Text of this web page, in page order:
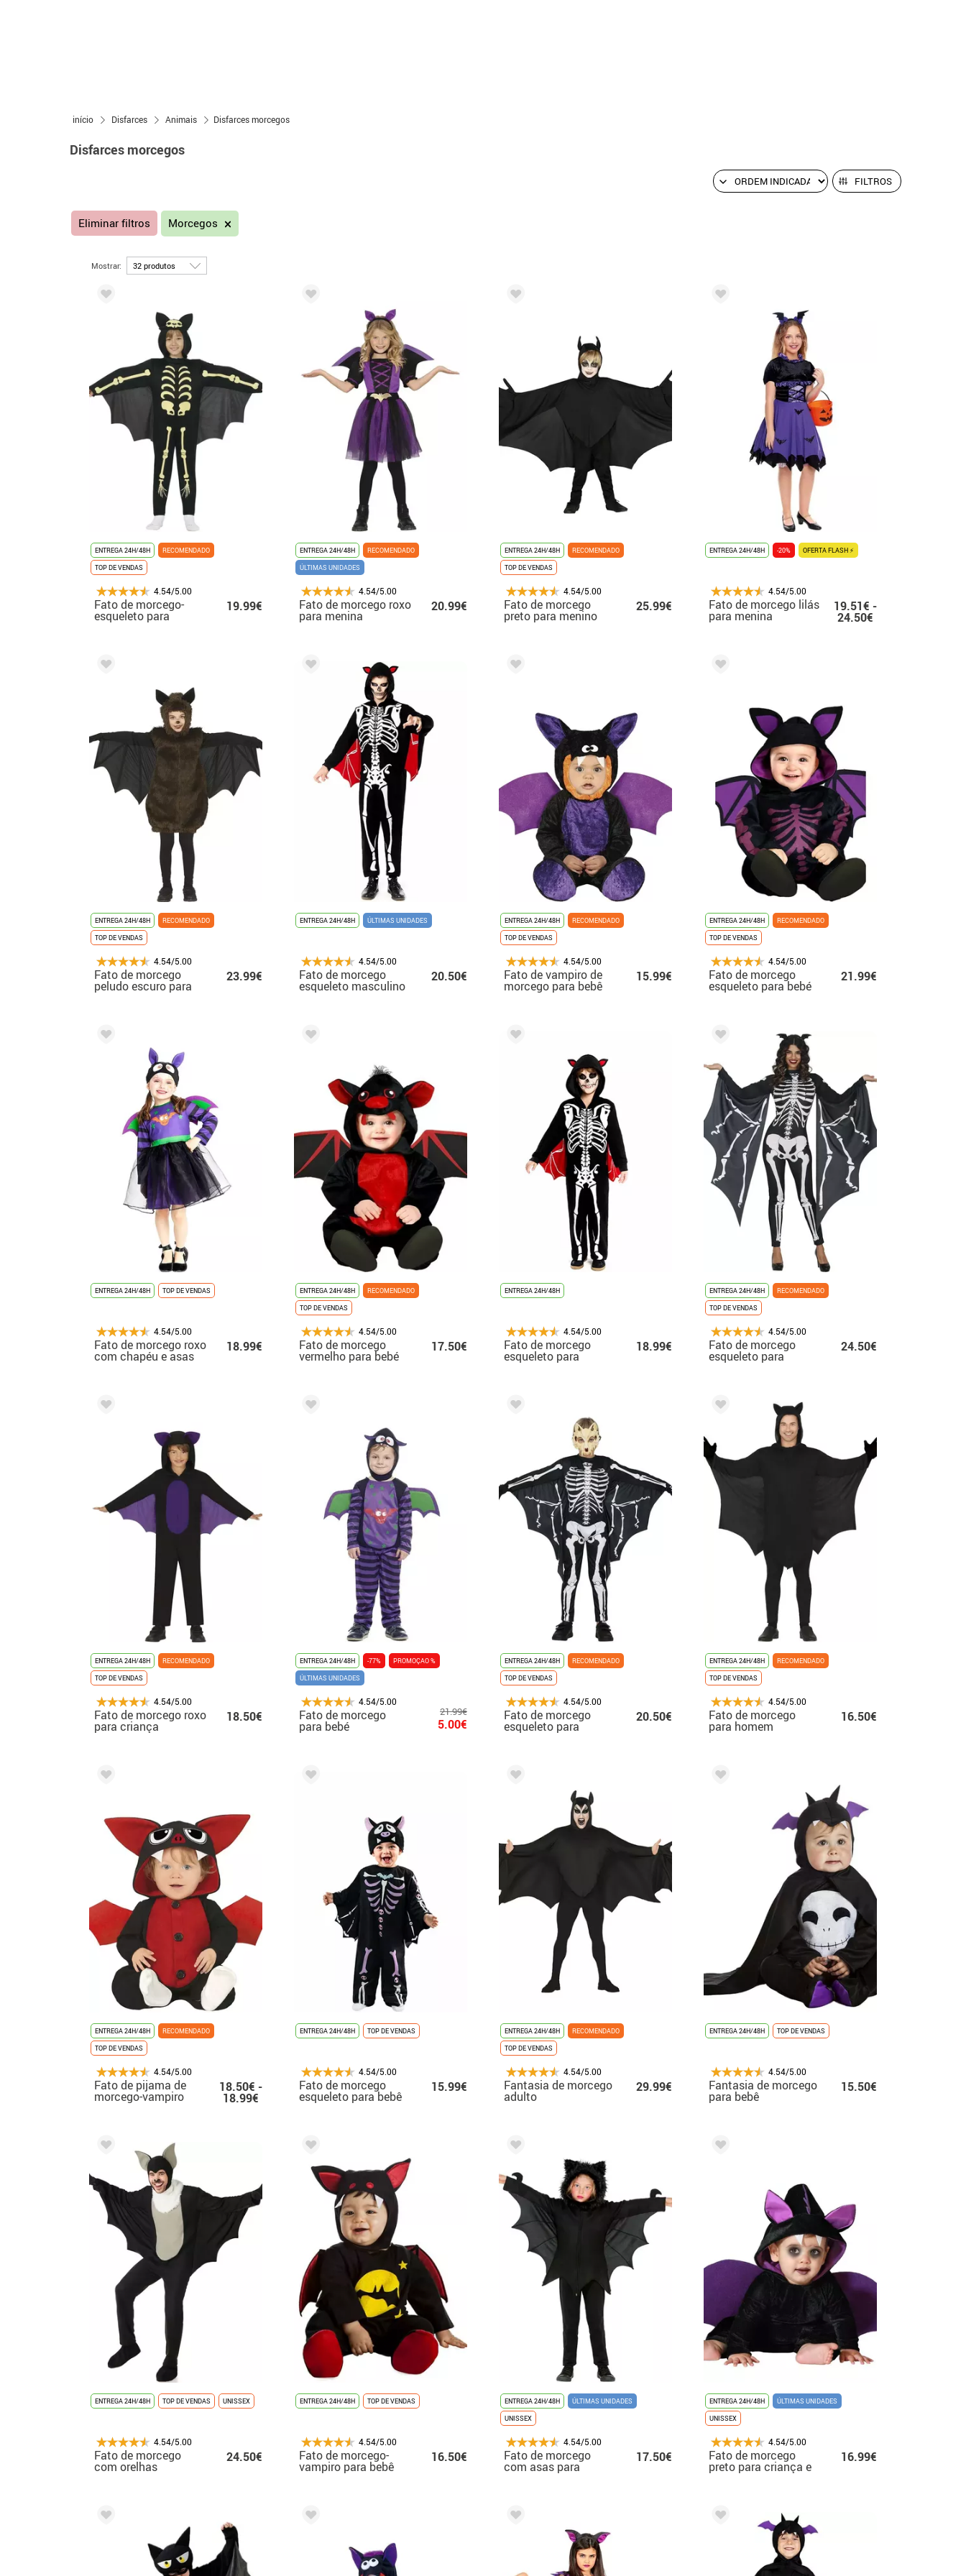
início Disfarces Animais Disfarces morcegos
Disfarces morcegos
FILTROS
Eliminar filtros Morcegos
Mostrar:
ENTREGA 24H/48H
RECOMENDADO
TOP DE VENDAS
4.54/5.00
Fato de morcego-
esqueleto para
meninos
19.99€
ENTREGA 24H/48H
RECOMENDADO
ÚLTIMAS UNIDADES
4.54/5.00
Fato de morcego roxo
para menina
20.99€
ENTREGA 24H/48H
RECOMENDADO
TOP DE VENDAS
4.54/5.00
Fato de morcego
preto para menino
25.99€
ENTREGA 24H/48H -20% OFERTA FLASH ⚡
4.54/5.00
Fato de morcego lilás
para menina
19.51€ -
24.50€
ENTREGA 24H/48H
RECOMENDADO
TOP DE VENDAS
4.54/5.00
Fato de morcego
peludo escuro para
menino
23.99€
ENTREGA 24H/48H ÚLTIMAS UNIDADES
4.54/5.00
Fato de morcego
esqueleto masculino
20.50€
ENTREGA 24H/48H
RECOMENDADO
TOP DE VENDAS
4.54/5.00
Fato de vampiro de
morcego para bebê
15.99€
ENTREGA 24H/48H
RECOMENDADO
TOP DE VENDAS
4.54/5.00
Fato de morcego
esqueleto para bebé
21.99€
ENTREGA 24H/48H TOP DE VENDAS
4.54/5.00
Fato de morcego roxo
com chapéu e asas
para bebé e menina
18.99€
ENTREGA 24H/48H
RECOMENDADO
TOP DE VENDAS
4.54/5.00
Fato de morcego
vermelho para bebé
17.50€
ENTREGA 24H/48H
4.54/5.00
Fato de morcego
esqueleto para
meninos
18.99€
ENTREGA 24H/48H
RECOMENDADO
TOP DE VENDAS
4.54/5.00
Fato de morcego
esqueleto para
mulheres
24.50€
ENTREGA 24H/48H
RECOMENDADO
TOP DE VENDAS
4.54/5.00
Fato de morcego roxo
para criança
18.50€
ENTREGA 24H/48H -77%
PROMOÇAO %
ÚLTIMAS UNIDADES
4.54/5.00
Fato de morcego
para bebé
21.99€
5.00€
ENTREGA 24H/48H
RECOMENDADO
TOP DE VENDAS
4.54/5.00
Fato de morcego
esqueleto para
meninos
20.50€
ENTREGA 24H/48H
RECOMENDADO
TOP DE VENDAS
4.54/5.00
Fato de morcego
para homem
16.50€
ENTREGA 24H/48H
RECOMENDADO
TOP DE VENDAS
4.54/5.00
Fato de pijama de
morcego-vampiro
para bebê
18.50€ -
18.99€
ENTREGA 24H/48H TOP DE VENDAS
4.54/5.00
Fato de morcego
esqueleto para bebê
15.99€
ENTREGA 24H/48H
RECOMENDADO
TOP DE VENDAS
4.54/5.00
Fantasia de morcego
adulto
29.99€
ENTREGA 24H/48H TOP DE VENDAS
4.54/5.00
Fantasia de morcego
para bebê
15.50€
ENTREGA 24H/48H TOP DE VENDAS UNISSEX
4.54/5.00
Fato de morcego
com orelhas
24.50€
ENTREGA 24H/48H TOP DE VENDAS
4.54/5.00
Fato de morcego-
vampiro para bebê
16.50€
ENTREGA 24H/48H
ÚLTIMAS UNIDADES
UNISSEX
4.54/5.00
Fato de morcego
com asas para
17.50€
ENTREGA 24H/48H
ÚLTIMAS UNIDADES
UNISSEX
4.54/5.00
Fato de morcego
preto para criança e
bebé
16.99€